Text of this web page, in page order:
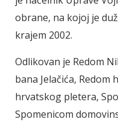
obrane, na kojoj je
krajem 2002.
Odlikovan je Redom
bana Jelačića,
hrvatskog pletera,
Spomenicom